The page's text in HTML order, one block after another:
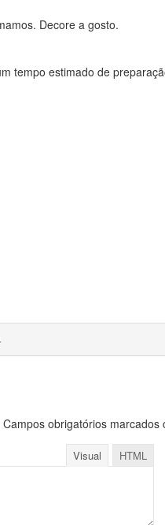
Decore a gosto.
tempo estimado de
Campos obrigatórios marcados
Visual HTML